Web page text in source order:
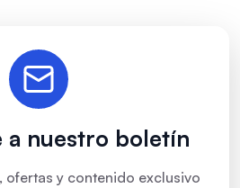
a nuestro boletín
ofertas y contenido exclusivo